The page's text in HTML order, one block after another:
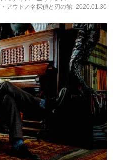
アウト／名探偵と刃の館 2020.01.30